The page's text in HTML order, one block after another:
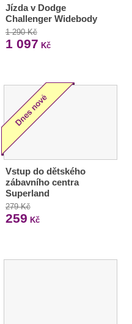
Jízda v Dodge
Challenger Widebody
1 290 Kč
1 097 Kč
Vstup do dětského
zábavního centra
Superland
279 Kč
259 Kč